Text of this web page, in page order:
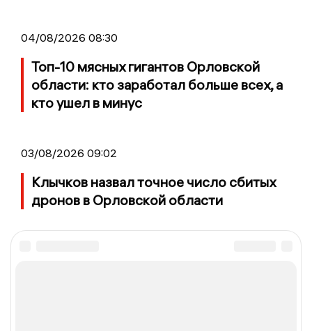
04/08/2026 08:30
Топ-10 мясных гигантов Орловской
области: кто заработал больше всех, а
кто ушел в минус
03/08/2026 09:02
Клычков назвал точное число сбитых
дронов в Орловской области